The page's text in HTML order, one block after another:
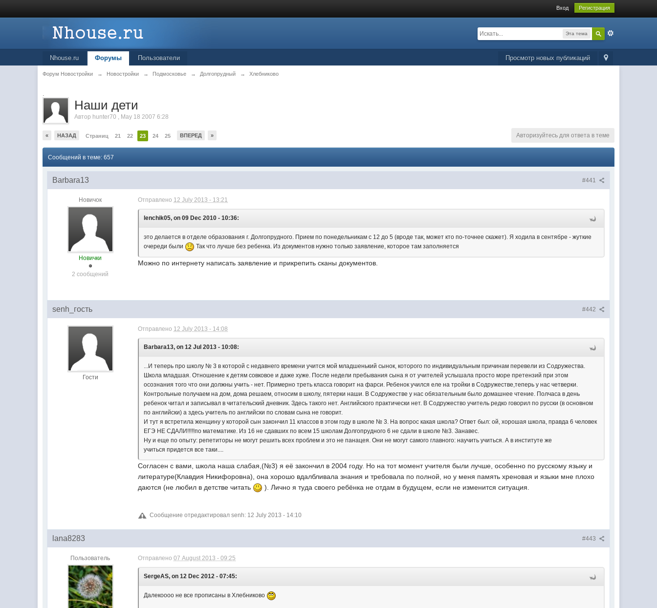
Вход Регистрация
Эта тема
Просмотр новых публикаций
Nhouse.ru Форумы Пользователи
Форум Новостройки → Новостройки → Подмосковье → Долгопрудный → Хлебниково
.
Наши дети
Автор hunter70 , May 18 2007 6:28
« НАЗАД Страниц 21 22 23 24 25 ВПЕРЕД » Авторизуйтесь для ответа в теме
Сообщений в теме: 657
#441
Barbara13
Новичок
Новички
2 сообщений
Отправлено 12 July 2013 - 13:21
lenchik05, on 09 Dec 2010 - 10:36:
это делается в отделе образования г. Долгопрудного. Прием по понедельникам с 12 до 5 (вроде так, может кто по-точнее скажет). Я ходила в сентябре - жуткие
очереди были
Так что лучше без ребенка. Из документов нужно только заявление, которое там заполняется
Можно по интернету написать заявление и прикрепить сканы документов.
#442
senh_гость
Гости
Отправлено 12 July 2013 - 14:08
Barbara13, on 12 Jul 2013 - 10:08:
...И теперь про школу № 3 в которой с недавнего времени учится мой младшенький сынок, которого по индивидуальным причинам перевели из Содружества.
Школа младшая. Отношение к детям совковое и даже хуже. После недели пребывания сына я от учителей услышала просто море претензий при этом
осознания того что они должны учить - нет. Примерно треть класса говорит на фарси. Ребенок учился еле на тройки в Содружестве,теперь у нас четверки.
Контрольные получаем на дом, дома решаем, относим в школу, пятерки наши. В Содружестве у нас обязательным было домашнее чтение. Полчаса в день
ребенок читал и записывал в читательский дневник. Здесь такого нет. Английского практически нет. В Содружество учитель редко говорил по русски (в основном
по английски) а здесь учитель по английски по словам сына не говорит.
И тут я встретила женщину у которой сын закончил 11 классов в этом году в школе № 3. На вопрос какая школа? Ответ был: ой, хорошая школа, правда 6 человек
ЕГЭ НЕ СДАЛИ!!!!!по математике. Из 16 не сдавших по всем 15 школам Долгопрудного 6 не сдали в школе №3. Занавес.
Ну и еще по опыту: репетиторы не могут решить всех проблем и это не панацея. Они не могут самого главного: научить учиться. А в институте же
учиться придется все таки....
Согласен с вами, школа наша слабая,(№3) я её закончил в 2004 году. Но на тот момент учителя были лучше, особенно по русскому языку и
литературе(Клавдия Никифоровна), она хорошо вдалбливала знания и требовала по полной, но у меня память хреновая и языки мне плохо
даются (не любил в детстве читать
). Лично я туда своего ребёнка не отдам в будущем, если не изменится ситуация.
Сообщение отредактировал senh: 12 July 2013 - 14:10
#443
lana8283
Пользователь Отправлено07 August 2013 - 09:25
SergeAS, on 12 Dec 2012 - 07:45:
Далекоооо не все прописаны в Хлебниково